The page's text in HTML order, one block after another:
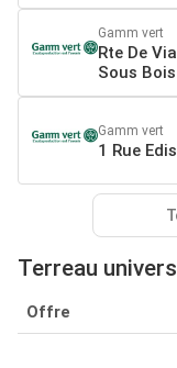
Gamm vert
Rte De
Sous Bois
Gamm vert
1 Rue
Terreau
Offre